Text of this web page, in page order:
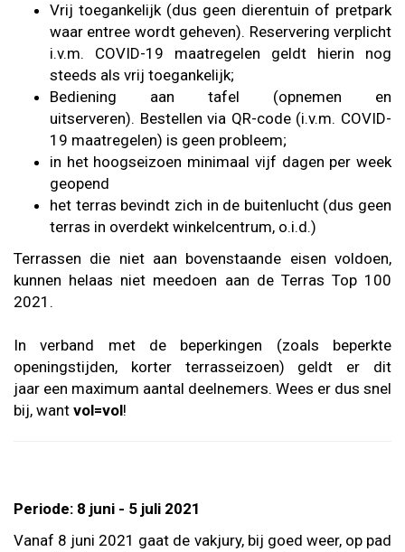
Vrij toegankelijk (dus geen dierentuin of pretpark
waar entree wordt geheven). Reservering verplicht
i.v.m. COVID-19 maatregelen geldt hierin nog
steeds als vrij toegankelijk;
Bediening aan tafel (opnemen en
uitserveren). Bestellen via QR-code (i.v.m. COVID-
19 maatregelen) is geen probleem;
in het hoogseizoen minimaal vijf dagen per week
geopend
het terras bevindt zich in de buitenlucht (dus geen
terras in overdekt winkelcentrum, o.i.d.)
Terrassen die niet aan bovenstaande eisen voldoen,
kunnen helaas niet meedoen aan de Terras Top 100
2021.
In verband met de beperkingen (zoals beperkte
openingstijden, korter terrasseizoen) geldt er dit
jaar een maximum aantal deelnemers. Wees er dus snel
bij, want vol=vol!
Periode: 8 juni - 5 juli 2021
Vanaf 8 juni 2021 gaat de vakjury, bij goed weer, op pad